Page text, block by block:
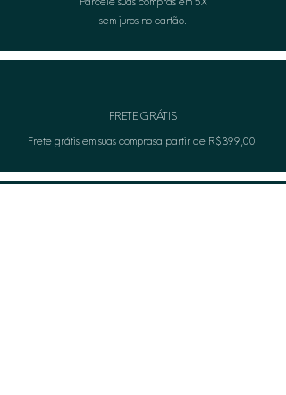
sem juros no cartão.
FRETE GRÁTIS
Frete grátis em suas comprasa partir de R$399,00.